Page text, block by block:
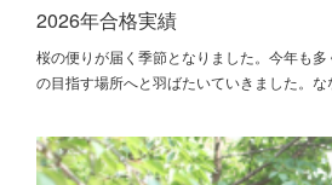
2026年合格実績
桜の便りが届く季節となりました。今年も
の目指す場所へと羽ばたいていきました。